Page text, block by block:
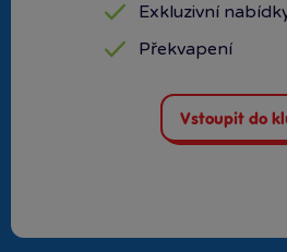
Exkluzivní
Překvapení
Vstoupit do